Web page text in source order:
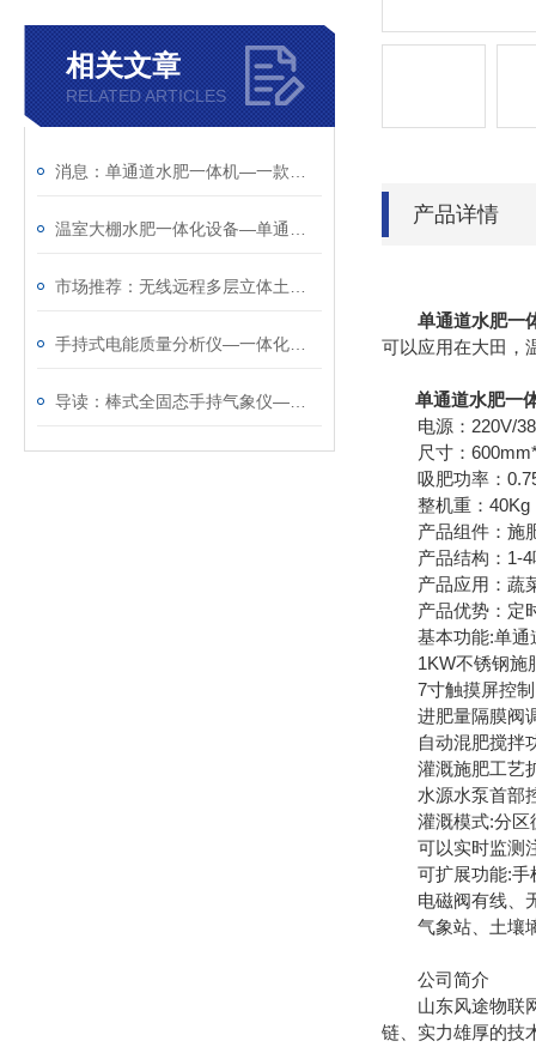
相关文章
RELATED ARTICLES
产品详情
单通道水肥一
可以应用在大田，
单通道水肥一
电源：220V/
尺寸：
吸肥功率：
整机重：40Kg
产品组件：施肥
产品结构：1-4
产品应用：蔬菜
产品优势：定时
基本功能:单通
1KW不锈钢施
7寸触摸屏控制
进肥量隔膜阀
自动混肥搅拌
灌溉施肥工艺
水源水泵首部
灌溉模式:分区
可以实时监测注
可扩展功能:手
电磁阀有线、
气象站、土壤
公司简介
山东风途物联网
链、实力雄厚的技